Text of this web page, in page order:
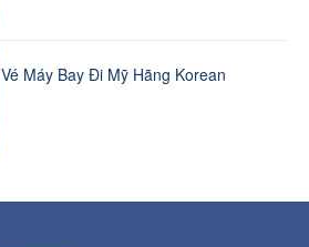
Vé Máy Bay Đi Mỹ Hãng Korean